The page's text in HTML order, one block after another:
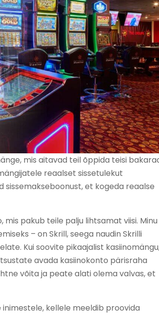
mis aitavad teil õppida teisi
reaalset sissetulekut
sissemakseboonust, et kogeda reaalse
pakub teile palju lihtsamat viisi. Minu
– on Skrill, seega naudin Skrilli
Kui soovite pikaajalist
avada kasiinokonto pärisraha
võita ja peate alati olema valvas, et
kellele meeldib proovida